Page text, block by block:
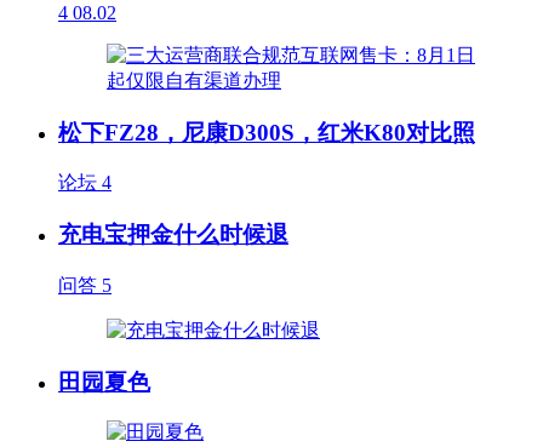
4 08.02
松下FZ28，尼康D300S，红米K80对比照
论坛 4
充电宝押金什么时候退
问答 5
田园夏色